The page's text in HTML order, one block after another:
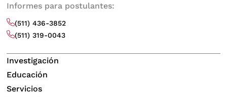
Informes para postulantes:
(511) 436-3852
(511) 319-0043
Investigación
Educación
Servicios